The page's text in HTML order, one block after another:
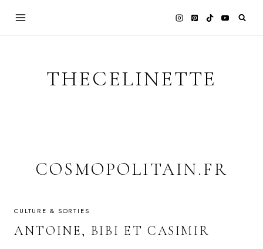
THECELINETTE
COSMOPOLITAIN.FR
CULTURE & SORTIES
ANTOINE, BIBI ET CASIMIR